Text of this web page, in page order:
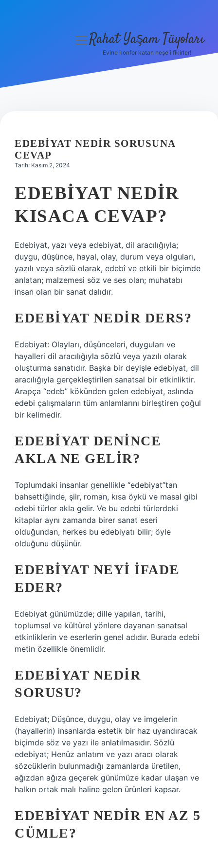
Hakkımızda
menüyü
Rahat Yaşam Tüyoları
Evine konfor katan neşeli fikirler!
EDEBIYAT NEDIR SORUSUNA
CEVAP
Tarih: Kasım 2, 2024
EDEBIYAT NEDIR
KISACA CEVAP?
Edebiyat, yazı veya edebiyat, dil aracılığıyla;
duygu, düşünce, hayal, olay, durum veya olguları,
yazılı veya sözlü olarak, edebî ve etkili bir biçimde
anlatan; malzemesi söz ve ses olan; muhatabı
insan olan bir sanat dalıdır.
EDEBIYAT NEDIR DERS?
Edebiyat: Olayları, düşünceleri, duyguları ve
hayalleri dil aracılığıyla sözlü veya yazılı olarak
oluşturma sanatıdır. Başka bir deyişle edebiyat, dil
aracılığıyla gerçekleştirilen sanatsal bir etkinliktir.
Arapça “edeb” kökünden gelen edebiyat, aslında
edebi çalışmaların tüm anlamlarını birleştiren çoğul
bir kelimedir.
EDEBIYAT DENINCE
AKLA NE GELIR?
Toplumdaki insanlar genellikle “edebiyat”tan
bahsettiğinde, şiir, roman, kısa öykü ve masal gibi
edebi türler akla gelir. Ve bu edebi türlerdeki
kitaplar aynı zamanda birer sanat eseri
olduğundan, herkes bu edebiyatı bilir; öyle
olduğunu düşünür.
EDEBIYAT NEYI IFADE
EDER?
Edebiyat günümüzde; dille yapılan, tarihi,
toplumsal ve kültürel yönlere dayanan sanatsal
etkinliklerin ve eserlerin genel adıdır. Burada edebi
metin özellikle önemlidir.
EDEBIYAT NEDIR
SORUSU?
Edebiyat; Düşünce, duygu, olay ve imgelerin
(hayallerin) insanlarda estetik bir haz uyandıracak
biçimde söz ve yazı ile anlatılmasıdır. Sözlü
edebiyat; Henüz anlatım ve yazı aracı olarak
sözcüklerin bulunmadığı zamanlarda üretilen,
ağızdan ağıza geçerek günümüze kadar ulaşan ve
halkın ortak malı haline gelen ürünleri kapsar.
EDEBIYAT NEDIR EN AZ 5
CÜMLE?